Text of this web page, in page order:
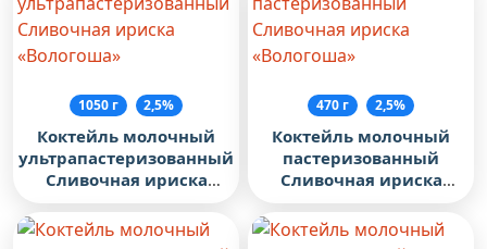
1050 г 2,5%
Коктейль молочный
ультрапастеризованный
Сливочная ириска
470 г 2,5%
Коктейль молочный
пастеризованный
Сливочная ириска